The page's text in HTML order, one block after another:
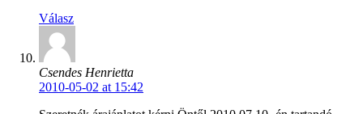
Válasz
Csendes Henrietta
2010-05-02 at 15:42